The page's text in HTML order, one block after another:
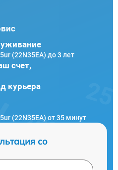
(22N35EA) до 3 лет
счет,
курьера
(22N35EA) от 35 минут
со